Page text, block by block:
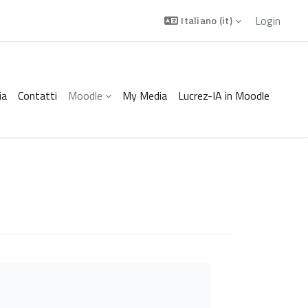
Italiano ‎(it)‎ Login
Contatti Moodle My Media Lucrez-IA in Moodle